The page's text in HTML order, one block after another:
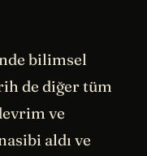
bilimsel
de diğer tüm
ve
aldı ve